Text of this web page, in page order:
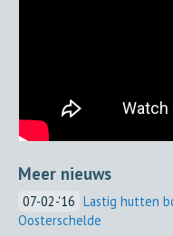
Meer nieuws
07-02-'16 Lastig hutten
Oosterschelde